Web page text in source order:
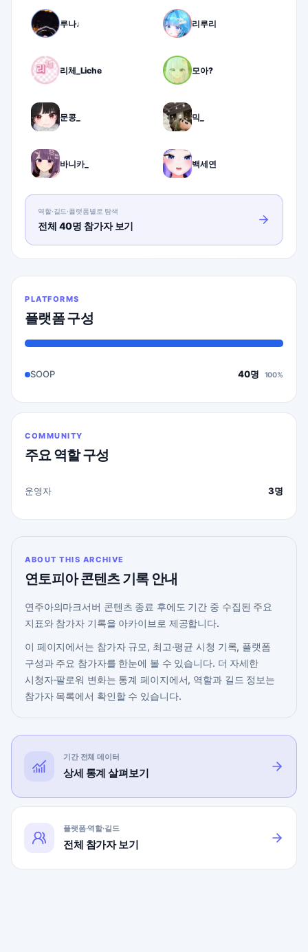
루나♩ 리루리
리체_Liche 모아?
문콩_ 믹_
바니카_ 백세연
역할·길드·플랫폼별로 탐색
전체 40명 참가자 보기
PLATFORMS
플랫폼 구성
SOOP 40명 100%
COMMUNITY
주요 역할 구성
운영자 3명
ABOUT THIS ARCHIVE
연토피아 콘텐츠 기록 안내
연주아의마크서버 콘텐츠 종료 후에도 기간 중 수집된 주요
지표와 참가자 기록을 아카이브로 제공합니다.
이 페이지에서는 참가자 규모, 최고·평균 시청 기록, 플랫폼
구성과 주요 참가자를 한눈에 볼 수 있습니다. 더 자세한
시청자·팔로워 변화는 통계 페이지에서, 역할과 길드 정보는
참가자 목록에서 확인할 수 있습니다.
기간 전체 데이터
상세 통계 살펴보기
플랫폼·역할·길드
전체 참가자 보기